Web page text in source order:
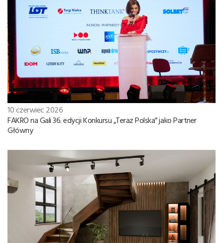
10 czerwiec 2026
FAKRO na Gali 36. edycji Konkursu „Teraz Polska” jako Partner
Główny